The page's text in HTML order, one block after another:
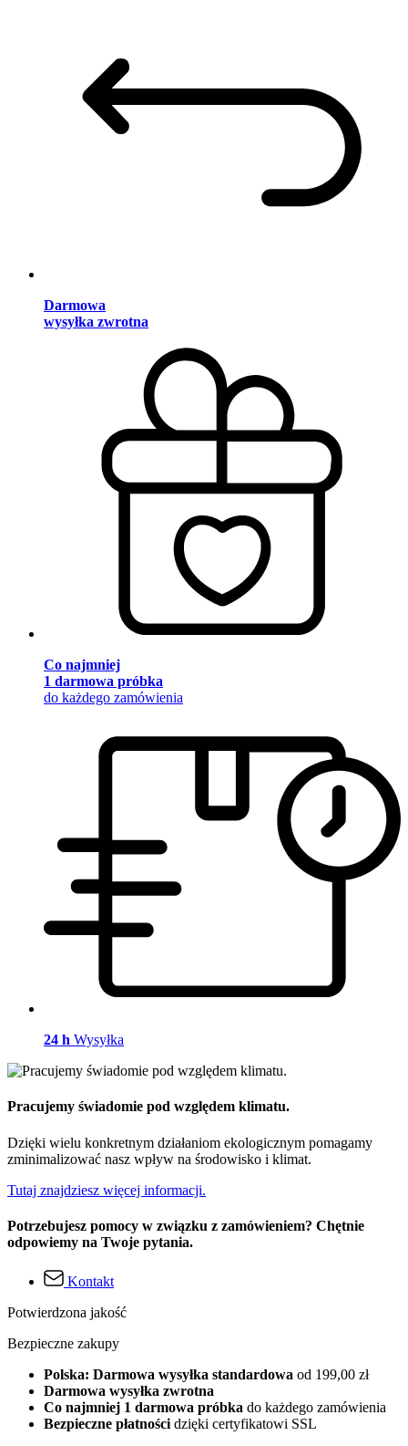
Darmowa
wysyłka zwrotna
Co najmniej
1 darmowa próbka
do każdego zamówienia
24 h Wysyłka
Pracujemy świadomie pod względem klimatu.
Dzięki wielu konkretnym działaniom ekologicznym pomagamy
zminimalizować nasz wpływ na środowisko i klimat.
Tutaj znajdziesz więcej informacji.
Potrzebujesz pomocy w związku z zamówieniem? Chętnie
odpowiemy na Twoje pytania.
Kontakt
Potwierdzona jakość
Bezpieczne zakupy
Polska: Darmowa wysyłka standardowa od 199,00 zł
Darmowa wysyłka zwrotna
Co najmniej 1 darmowa próbka do każdego zamówienia
Bezpieczne płatności dzięki certyfikatowi SSL